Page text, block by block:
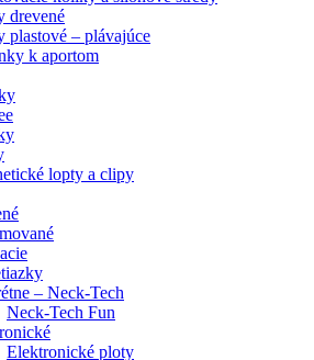
drevené
plastové – plávajúce
k aportom
lopty a clipy
– Neck-Tech
Neck-Tech Fun
Elektronické ploty